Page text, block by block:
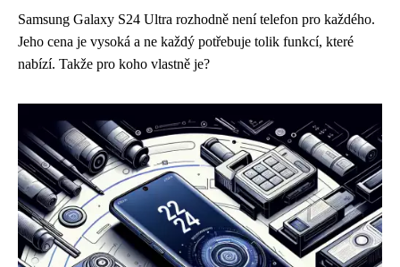
Samsung Galaxy S24 Ultra rozhodně není telefon pro každého.
Jeho cena je vysoká a ne každý potřebuje tolik funkcí, které
nabízí. Takže pro koho vlastně je?